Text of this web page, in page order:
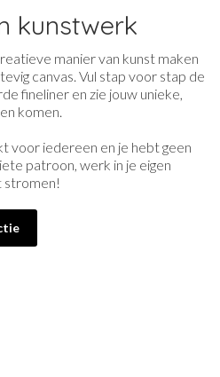
kunstwerk
manier van kunst maken
canvas. Vul stap voor stap de
fineliner en zie jouw unieke,
komen.
voor iedereen en je hebt geen
patroon, werk in je eigen
stromen!